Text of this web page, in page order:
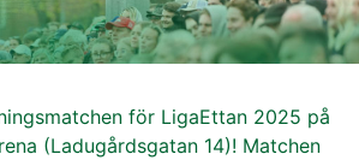
för LigaEttan 2025 på
(Ladugårdsgatan 14)! Matchen